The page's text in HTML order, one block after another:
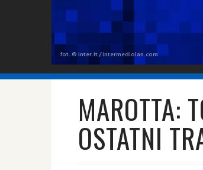
fot. © inter.it / intermediolan.com
MAROTTA:
OSTATNI